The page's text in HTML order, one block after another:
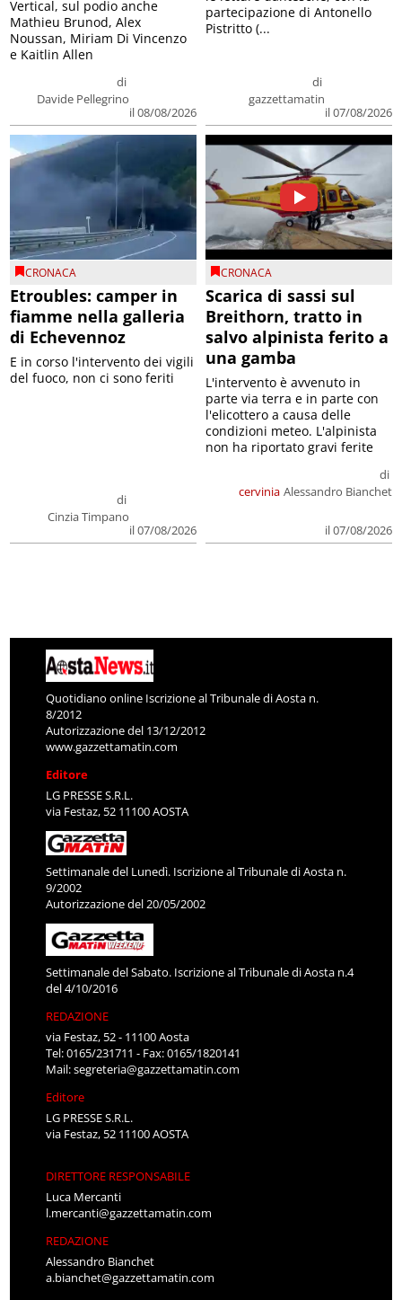
di
Davide Pellegrino
il 08/08/2026
Vertical, sul podio anche
Mathieu Brunod, Alex
Noussan, Miriam Di Vincenzo
e Kaitlin Allen
di
gazzettamatin
il 07/08/2026
partecipazione di Antonello
Pistritto (...
CRONACA
Etroubles: camper in
fiamme nella galleria
di Echevennoz
di
Cinzia Timpano
il 07/08/2026
E in corso l'intervento dei vigili
del fuoco, non ci sono feriti
CRONACA
Scarica di sassi sul
Breithorn, tratto in
salvo alpinista ferito a
una gamba
cervinia
di
Alessandro Bianchet
il 07/08/2026
L'intervento è avvenuto in
parte via terra e in parte con
l'elicottero a causa delle
condizioni meteo. L'alpinista
non ha riportato gravi ferite
Quotidiano online Iscrizione al Tribunale di Aosta n.
8/2012
Autorizzazione del 13/12/2012
www.gazzettamatin.com
Editore
LG PRESSE S.R.L.
via Festaz, 52 11100 AOSTA
Settimanale del Lunedì. Iscrizione al Tribunale di Aosta n.
9/2002
Autorizzazione del 20/05/2002
Settimanale del Sabato. Iscrizione al Tribunale di Aosta n.4
del 4/10/2016
REDAZIONE
via Festaz, 52 - 11100 Aosta
Tel: 0165/231711 - Fax: 0165/1820141
Mail:segreteria@gazzettamatin.com
Editore
LG PRESSE S.R.L.
via Festaz, 52 11100 AOSTA
DIRETTORE RESPONSABILE
Luca Mercanti
l.mercanti@gazzettamatin.com
REDAZIONE
Alessandro Bianchet
a.bianchet@gazzettamatin.com